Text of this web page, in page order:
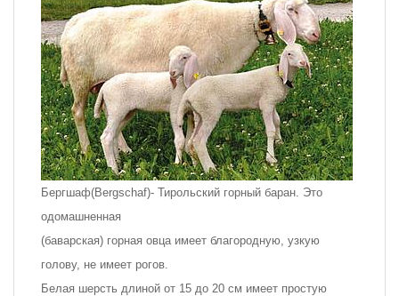
Бергшаф(Bergschaf)- Тирольский горный баран. Это
одомашненная
(баварская) горная овца имеет благородную, узкую
голову, не имеет рогов.
Белая шерсть длиной от 15 до 20 см имеет простую